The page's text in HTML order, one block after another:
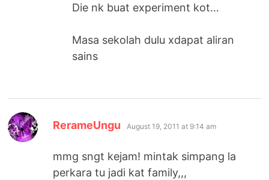
Die nk buat experiment kot…
Masa sekolah dulu xdapat aliran
sains
RerameUngu says:
August 19, 2011 at 9:14 am
mmg sngt kejam! mintak simpang la
perkara tu jadi kat family,,,